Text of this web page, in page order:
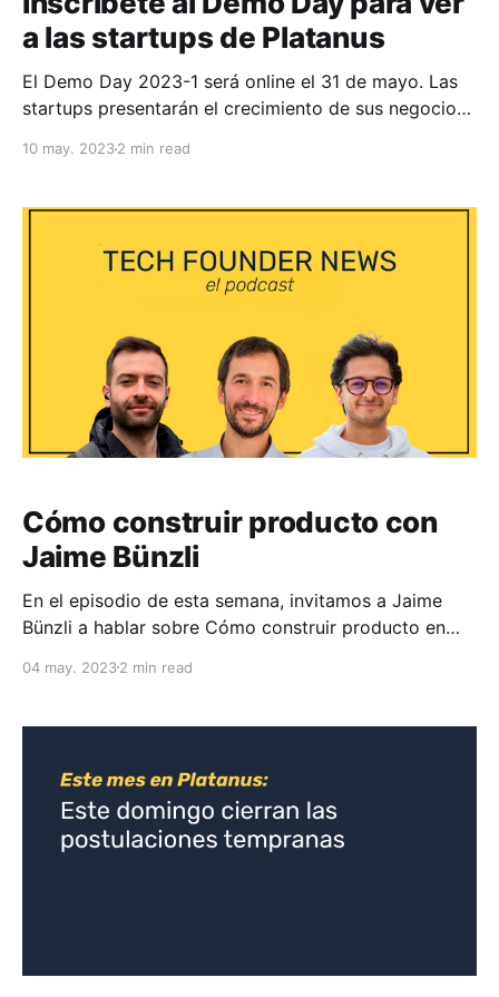
a las startups de Platanus
El Demo Day 2023-1 será online el 31 de mayo. Las
startups presentarán el crecimiento de sus negocios
10 may. 20232 min read
Cómo construir producto con
Jaime Bünzli
En el episodio de esta semana, invitamos a Jaime
Bünzli a hablar sobre Cómo construir producto en
SorteoAmigoSecreto, QueHambre, y varias otros
activos al año. Espero que te sea útil. Capítulos *
04 may. 20232 min read